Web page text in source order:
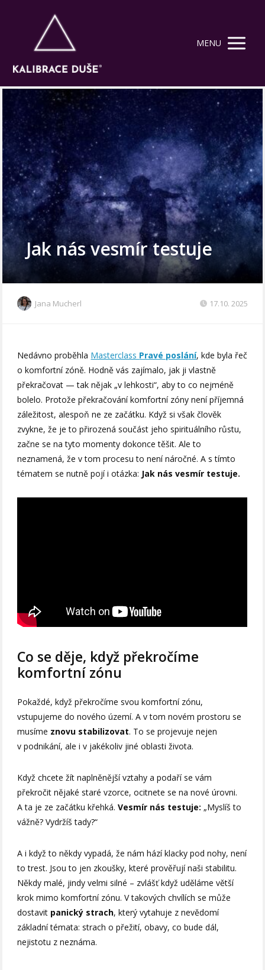
MENU
Jak nás vesmír testuje
Jana Mucherl 17.10. 2025
Nedávno proběhla Masterclass Pravé poslání, kde byla řeč
o komfortní zóně. Hodně vás zajímalo, jak ji vlastně
překračovat — tak nějak „v lehkosti“, aby to co nejméně
bolelo. Protože překračování komfortní zóny není příjemná
záležitost, alespoň ne ze začátku. Když si však člověk
zvykne, že je to přirozená součást jeho spirituálního růstu,
začne se na tyto momenty dokonce těšit. Ale to
neznamená, že v tom procesu to není náročné. A s tímto
tématem se nutně pojí i otázka: Jak nás vesmír testuje.
Co se děje, když překročíme
komfortní zónu
Pokaždé, když překročíme svou komfortní zónu,
vstupujeme do nového území. A v tom novém prostoru se
musíme znovu stabilizovat. To se projevuje nejen
v podnikání, ale i v jakékoliv jiné oblasti života.
Když chcete žít naplněnější vztahy a podaří se vám
překročit nějaké staré vzorce, ocitnete se na nové úrovni.
A ta je ze začátku křehká.Vesmír nás testuje: „Myslíš to
vážně? Vydržíš tady?“
A i když to někdy vypadá, že nám hází klacky pod nohy, není
to trest. Jsou to jen zkoušky, které prověřují naši stabilitu.
Někdy malé, jindy velmi silné – zvlášť když uděláme větší
krok mimo komfortní zónu. V takových chvílích se může
dostavit panický strach, který vytahuje z nevědomí
základní témata: strach o přežití, obavy, co bude dál,
nejistotu z neznáma.